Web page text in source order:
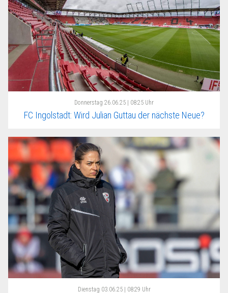
Donnerstag 26.06.25 | 08:25 Uhr
FC Ingolstadt: Wird Julian Guttau der nächste Neue?
Dienstag 03.06.25 | 08:29 Uhr